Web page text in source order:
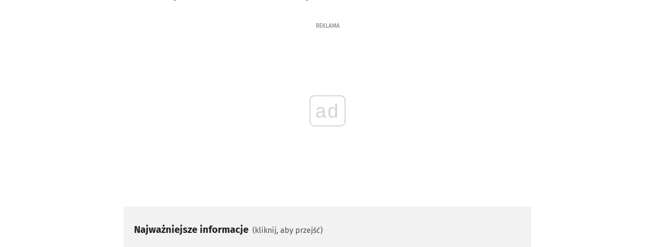
REKLAMA
ad
Najważniejsze informacje (kliknij, aby przejść)